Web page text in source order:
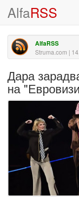
AlfaRSS
AlfaRSS
Struma.com |
Дара
на